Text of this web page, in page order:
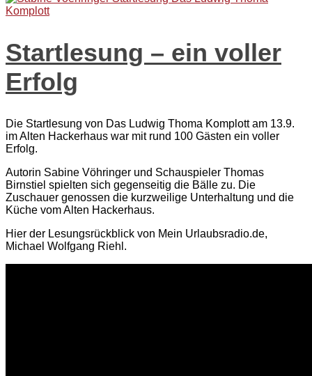
Startlesung – ein voller
Erfolg
Die Startlesung von Das Ludwig Thoma Komplott am 13.9.
im Alten Hackerhaus war mit rund 100 Gästen ein voller
Erfolg.
Autorin Sabine Vöhringer und Schauspieler Thomas
Birnstiel spielten sich gegenseitig die Bälle zu. Die
Zuschauer genossen die kurzweilige Unterhaltung und die
Küche vom Alten Hackerhaus.
Hier der Lesungsrückblick von Mein Urlaubsradio.de,
Michael Wolfgang Riehl.